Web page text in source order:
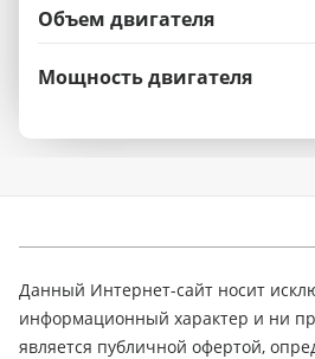
Объем двигателя
Мощность двигателя
Данный Интернет-сайт носит
информационный характер и ни
является публичной офертой,